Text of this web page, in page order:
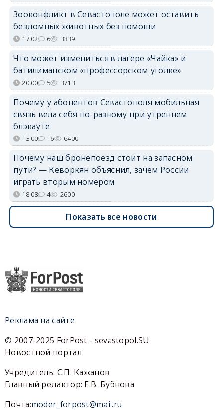
Зооконфликт в Севастополе может оставить
бездомных животных без помощи
17:02 6 3339
Что может измениться в лагере «Чайка» и
батилиманском «профессорском уголке»
20:00 5 3713
Почему у абонентов Севастополя мобильная
связь вела себя по-разному при утреннем
блэкауте
13:00 16 6400
Почему наш бронепоезд стоит на запасном
пути? — Кеворкян объяснил, зачем России
играть вторым номером
18:08 4 2600
Показать все новости
Реклама на сайте
© 2007-2025 ForPost - sevastopol.SU
Новостной портал
Учредитель: С.П. Кажанов
Главный редактор: Е.В. Бубнова
Почта:moder_forpost@mail.ru